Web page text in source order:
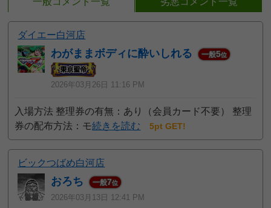
ダイエー白河店
わがままボディに酔いしれる 一般5位
2026年03月26日 11:16 PM
入場方法 整理券の有無：あり（会員カード不要） 整理
券の配布方法：モ続きを読む 5pt GET!
ビックつばめ白河店
おろち 一般7位
2026年03月13日 12:41 PM